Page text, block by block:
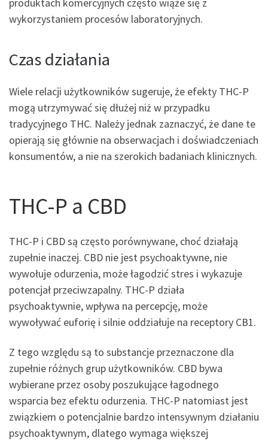
wykorzystaniem procesów laboratoryjnych.
Czas działania
Wiele relacji użytkowników sugeruje, że efekty THC-P
mogą utrzymywać się dłużej niż w przypadku
tradycyjnego THC. Należy jednak zaznaczyć, że dane te
opierają się głównie na obserwacjach i doświadczeniach
konsumentów, a nie na szerokich badaniach klinicznych.
THC-P a CBD
THC-P i CBD są często porównywane, choć działają
zupełnie inaczej. CBD nie jest psychoaktywne, nie
wywołuje odurzenia, może łagodzić stres i wykazuje
potencjał przeciwzapalny. THC-P działa
psychoaktywnie, wpływa na percepcję, może
wywoływać euforię i silnie oddziałuje na receptory CB1.
Z tego względu są to substancje przeznaczone dla
zupełnie różnych grup użytkowników. CBD bywa
wybierane przez osoby poszukujące łagodnego
wsparcia bez efektu odurzenia. THC-P natomiast jest
związkiem o potencjalnie bardzo intensywnym działaniu
psychoaktywnym, dlatego wymaga większej